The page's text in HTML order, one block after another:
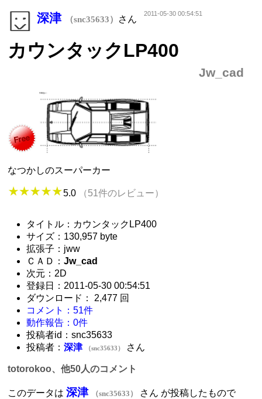
深津 （snc35633） さん
2011-05-30 00:54:51
カウンタックLP400
Jw_cad
なつかしのスーパーカー
5.0 （51件のレビュー）
タイトル：カウンタックLP400
サイズ：130,957 byte
拡張子：jww
ＣＡＤ：Jw_cad
次元：2D
登録日：2011-05-30 00:54:51
ダウンロード： 2,477 回
コメント：51件
動作報告：0件
投稿者id：snc35633
投稿者：深津 （snc35633） さん
totorokoo、他50人のコメント
このデータは深津 （snc35633）
さん が投稿したもので